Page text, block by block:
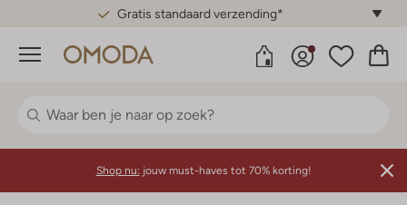
Gratis standaard verzending*
Menu
Shop nu: jouw must-haves tot 70% korting!